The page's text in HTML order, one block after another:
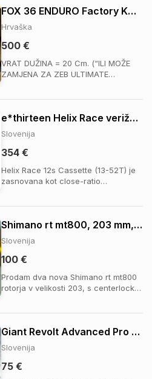
radi, odlična za grubu vožnju. Vilica
nije ogrebana, nove naljepnice su
zaljepljene na nogama i pre...
FOX 36 ENDURO Factory KASHIMA Float GRIP2 29 170MM (VRHUNSKA PONUDA)
Hrvaška
500 €
VRAT DUŽINA = 20 Cm. (“ILI MOŽE
ZAMJENA ZA ZEB ULTIMATE
radi, odlična za grubu vožnju. Vilica
zaljepljene na nogama i pre...
e*thirteen Helix Race verižnik
Slovenija
354 €
Helix Race 12s Cassette (13-52T) je
zasnovana kot close-ratio
aluminijastih in jeklenih zobnikov
je kaseta lah...
Shimano rt mt800, 203 mm, centerlock
Slovenija
100 €
Prodam dva nova Shimano rt mt800
rotorja v velikosti 203, s centerlock
Giant Revolt Advanced Pro 1 (2021) - Krmilo Carbon 44cm (Giant Contact SLR XR D-Fuse)
Slovenija
75 €